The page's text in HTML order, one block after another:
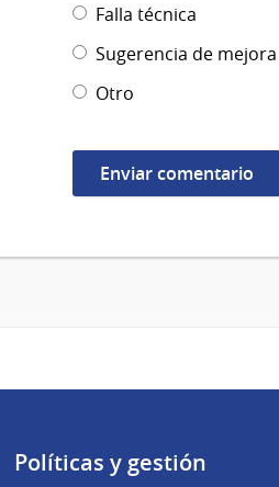
Falla técnica
Sugerencia de mejora
Otro
Políticas y gestión